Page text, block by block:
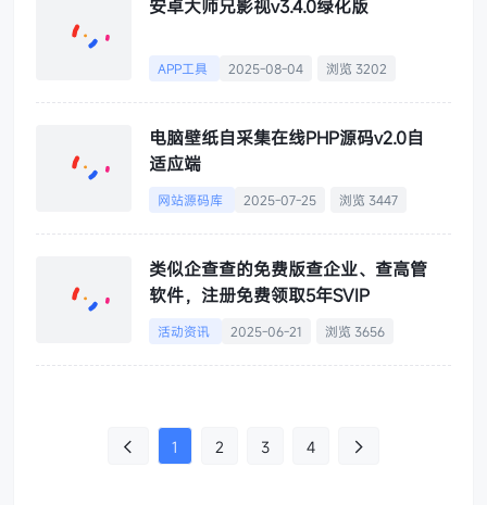
安卓大师兄影视v3.4.0绿化版
APP工具 2025-08-04 浏览 3202
电脑壁纸自采集在线PHP源码v2.0自
适应端
网站源码库 2025-07-25 浏览 3447
类似企查查的免费版查企业、查高管
软件，注册免费领取5年SVIP
活动资讯 2025-06-21 浏览 3656
1 2 3 4